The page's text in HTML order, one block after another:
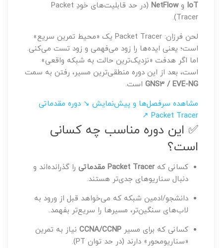
IoT وNetFlow
(در حد قابلیت‌های خودِ Packet
Tracer).
لحن فرزان: Packet Tracer یک «محیط تمرین سریع»
است؛ یعنی ایده‌ها را زود می‌فهمی و زود تست می‌کنی.
اما اگر هدفت «نزدیک‌ترین حالت به شبکه واقعی»
است، بعد از این دوره منطقی‌ترین مسیر، رفتن به سمت
GNS3 / EVE-NGاست.
مشاهده سرفصل‌ها و پیش‌نمایش ↘ دوره مقدماتی
Packet Tracer ↗
✅ این دوره مناسب چه کسانی
است؟
کسانی کهPacket Tracer مقدماتی
را گذرانده‌اند و
دنبال سناریوهای جدی‌تر هستند.
دانشجو/ادمین شبکه که می‌خواهد قبل از ورود به
لاب‌های سنگین‌تر، مسیرها را سریع‌تر بفهمد.
کسانی که برای مسیر CCNA/CCNPنیاز به تمرین
«سناریومحور» دارند (در حد توان PT).